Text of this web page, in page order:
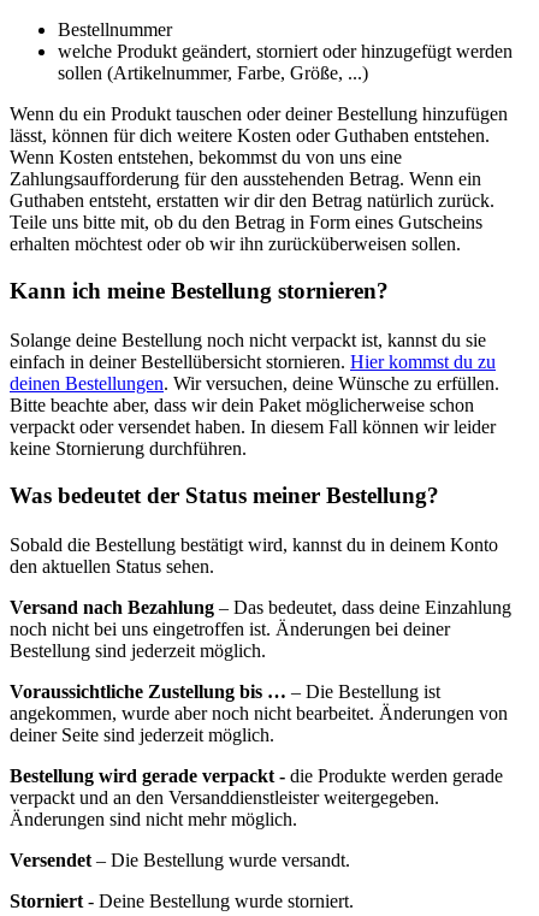
Bestellnummer
welche Produkt geändert, storniert oder hinzugefügt werden
sollen (Artikelnummer, Farbe, Größe, ...)
Wenn du ein Produkt tauschen oder deiner Bestellung hinzufügen
lässt, können für dich weitere Kosten oder Guthaben entstehen.
Wenn Kosten entstehen, bekommst du von uns eine
Zahlungsaufforderung für den ausstehenden Betrag. Wenn ein
Guthaben entsteht, erstatten wir dir den Betrag natürlich zurück.
Teile uns bitte mit, ob du den Betrag in Form eines Gutscheins
erhalten möchtest oder ob wir ihn zurücküberweisen sollen.
Kann ich meine Bestellung stornieren?
Solange deine Bestellung noch nicht verpackt ist, kannst du sie
einfach in deiner Bestellübersicht stornieren. Hier kommst du zu
deinen Bestellungen. Wir versuchen, deine Wünsche zu erfüllen.
Bitte beachte aber, dass wir dein Paket möglicherweise schon
verpackt oder versendet haben. In diesem Fall können wir leider
keine Stornierung durchführen.
Was bedeutet der Status meiner Bestellung?
Sobald die Bestellung bestätigt wird, kannst du in deinem Konto
den aktuellen Status sehen.
Versand nach Bezahlung – Das bedeutet, dass deine Einzahlung
noch nicht bei uns eingetroffen ist. Änderungen bei deiner
Bestellung sind jederzeit möglich.
Voraussichtliche Zustellung bis … – Die Bestellung ist
angekommen, wurde aber noch nicht bearbeitet. Änderungen von
deiner Seite sind jederzeit möglich.
Bestellung wird gerade verpackt - die Produkte werden gerade
verpackt und an den Versanddienstleister weitergegeben.
Änderungen sind nicht mehr möglich.
Versendet – Die Bestellung wurde versandt.
Storniert - Deine Bestellung wurde storniert.